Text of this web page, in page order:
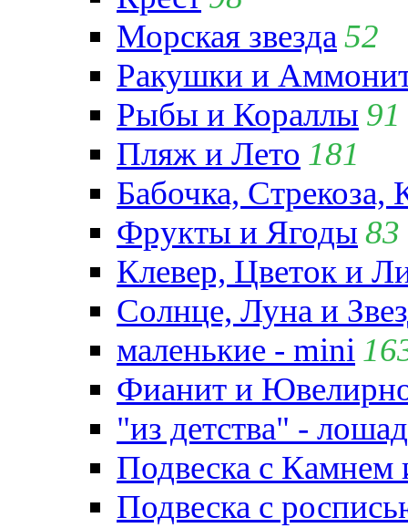
Морская звезда 52
Ракушки и
Рыбы и Кораллы 91
Пляж и Лето 181
Бабочка,
Фрукты и Ягоды 83
Клевер, Цветок и
Солнце, Луна и
маленькие - mini
Фианит и
"из детства" -
Подвеска с
Подвеска с